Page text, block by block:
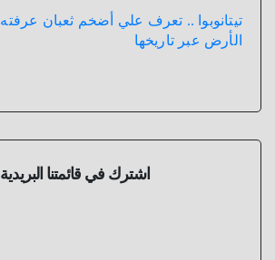
تيتانوبوا .. تعرف علي أضخم ثعبان عرفته
الأرض عبر تاريخها
اشترك في قائمتنا البريدية